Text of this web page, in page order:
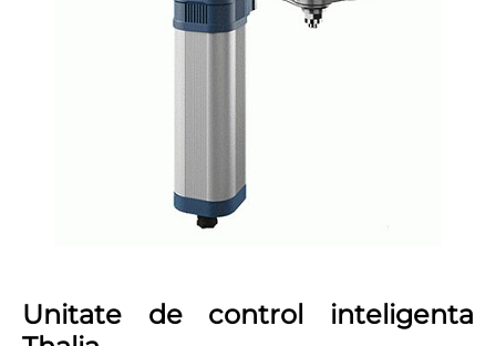
Unitate de control inteligenta